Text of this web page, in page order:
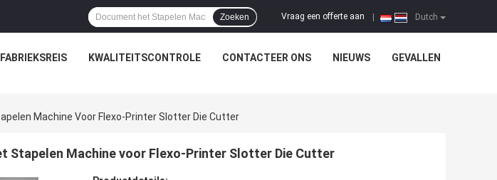
Dutch
Vraag een offerte aan
Zoeken
FABRIEKSREIS KWALITEITSCONTROLE CONTACTEER ONS NIEUWS GEVALLEN
Machine Voor Flexo-Printer Slotter Die Cutter
Stapelen Machine voor Flexo-Printer Slotter Die Cutter